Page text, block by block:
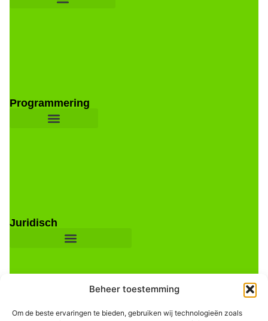
Beheer toestemming
Om de beste ervaringen te bieden, gebruiken wij technologieën zoals
Programmering
Juridisch